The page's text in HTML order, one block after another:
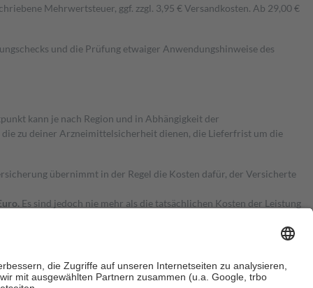
Mehrwertsteuer, ggf. zzgl. 3,95 € Versandkosten. Ab 29,00 €
und die Prüfung etwaiger Anwendungshinweise des
kann je nach Region und in Abhängigkeit der
zu deiner Arzneimittelsicherheit dienen, die Lieferfrist um die
übernimmt in der Regel die Kosten dafür, der Versicherte
Es sind jedoch nie mehr als die tatsächlichen Kosten der Leistung
Zuzahlungen an bei: